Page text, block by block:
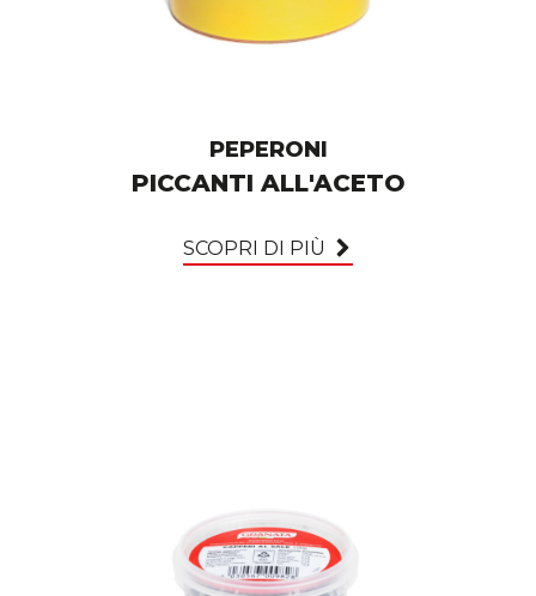
PEPERONI
PICCANTI ALL'ACETO
SCOPRI DI PIÙ